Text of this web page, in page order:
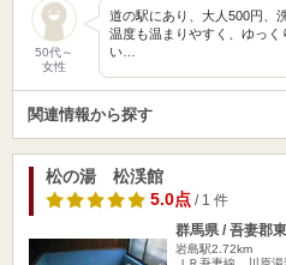
50代～
女性
道の駅にあり、大人500円、
温度も温まりやすく、ゆっ
い…
関連情報から探す
松の湯 松渓館
5.0点/ 1 件
群馬県 / 吾妻郡
岩島駅2.72km